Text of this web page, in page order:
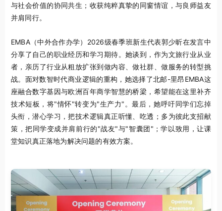
与社会价值的协同共生；收获纯粹真挚的同窗情谊，与良师益友
并肩同行。
EMBA（中外合作办学）2026级春季班新生代表郭少昕在发言中
分享了自己的职业经历和学习期待。她谈到，作为文旅行业从业
者，亲历了行业从粗放扩张到做内容、做社群、做服务的转型挑
战。面对数智时代商业逻辑的重构，她选择了北邮-里昂EMBA这
座融合数字基因与欧洲百年商学智慧的桥梁，希望能在这里补齐
技术短板，将"情怀"转变为"生产力"。最后，她呼吁同学们忘掉
头衔，潜心学习，把技术逻辑真正听懂、吃透；多为彼此支招献
策，把同学变成并肩前行的"战友"与"智囊团"；学以致用，让课
堂知识真正落地为解决问题的有效方案。